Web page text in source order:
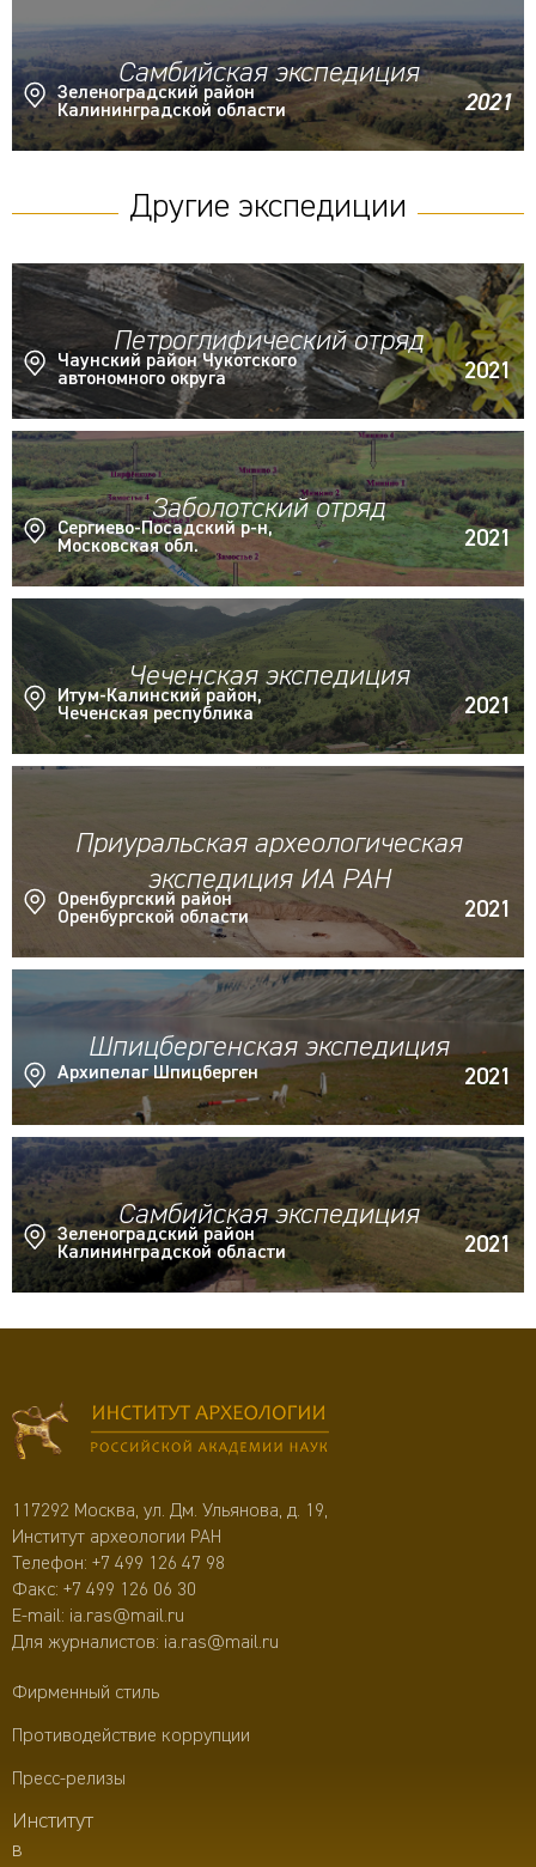
Самбийская экспедиция
Зеленоградский район
Калининградской области
2021
Другие экспедиции
Петроглифический отряд
Чаунский район Чукотского
автономного округа
2021
Заболотский отряд
Сергиево-Посадский р-н,
Московская обл.
2021
Чеченская экспедиция
Итум-Калинский район,
Чеченская республика
2021
Приуральская археологическая
экспедиция ИА РАН
Оренбургский район
Оренбургской области
2021
Шпицбергенская экспедиция
Архипелаг Шпицберген 2021
Самбийская экспедиция
Зеленоградский район
Калининградской области
2021
117292 Москва, ул. Дм. Ульянова, д. 19,
Институт археологии РАН
Телефон: +7 499 126 47 98
Факс: +7 499 126 06 30
E-mail: ia.ras@mail.ru
Для журналистов: ia.ras@mail.ru
Фирменный стиль
Противодействие коррупции
Пресс-релизы
Институт
в